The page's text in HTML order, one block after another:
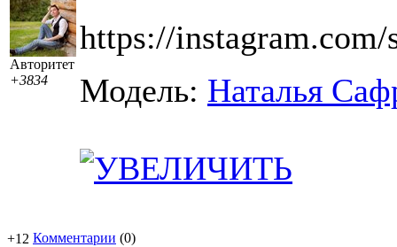
Авторитет
+3834
https://
Модель: Наталья
+12 Комментарии (0)